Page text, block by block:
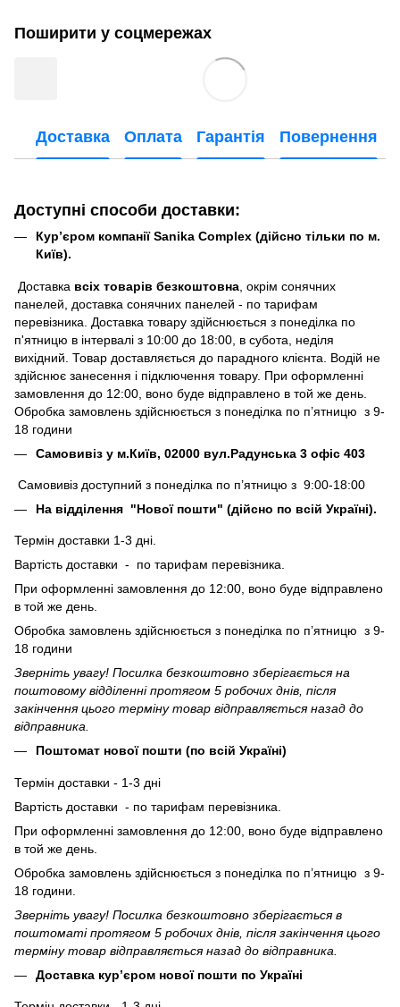
Поширити у соцмережах
Доставка Оплата Гарантія Повернення
Доступні способи доставки:
Кур’єром компанії Sanika Complex (дійсно тільки по м.
Київ).
Доставка всіх товарів безкоштовна , окрім сонячних
панелей, доставка сонячних панелей - по тарифам
перевізника. Доставка товару здійснюється з понеділка по
п'ятницю в інтервалі з 10:00 до 18:00, в субота, неділя
вихідний. Товар доставляється до парадного клієнта. Водій не
здійснює занесення і підключення товару. При оформленні
замовлення до 12:00, воно буде відправлено в той же день.
Обробка замовлень здійснюється з понеділка по п’ятницю з 9-
18 години
Самовивіз у м.Київ, 02000 вул.Радунська 3 офіс 403
Самовивіз доступний з понеділка по п’ятницю з 9:00-18:00
На відділення "Нової пошти" (дійсно по всій Україні).
Термін доставки 1-3 дні.
Вартість доставки - по тарифам перевізника.
При оформленні замовлення до 12:00, воно буде відправлено
в той же день.
Обробка замовлень здійснюється з понеділка по п’ятницю з 9-
18 години
Зверніть увагу! Посилка безкоштовно зберігається на
поштовому відділенні протягом 5 робочих днів, після
закінчення цього терміну товар відправляється назад до
відправника.
Поштомат нової пошти (по всій Україні)
Термін доставки - 1-3 дні
Вартість доставки - по тарифам перевізника.
При оформленні замовлення до 12:00, воно буде відправлено
в той же день.
Обробка замовлень здійснюється з понеділка по п’ятницю з 9-
18 години.
Зверніть увагу! Посилка безкоштовно зберігається в
поштоматі протягом 5 робочих днів, після закінчення цього
терміну товар відправляється назад до відправника.
Доставка кур’єром нової пошти по Україні